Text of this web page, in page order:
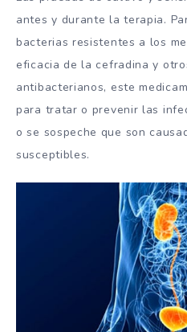
antes y durante la terapia.
bacterias resistentes a los
eficacia de la cefradina y
antibacterianos, este
para tratar o prevenir las
o se sospeche que son
susceptibles.